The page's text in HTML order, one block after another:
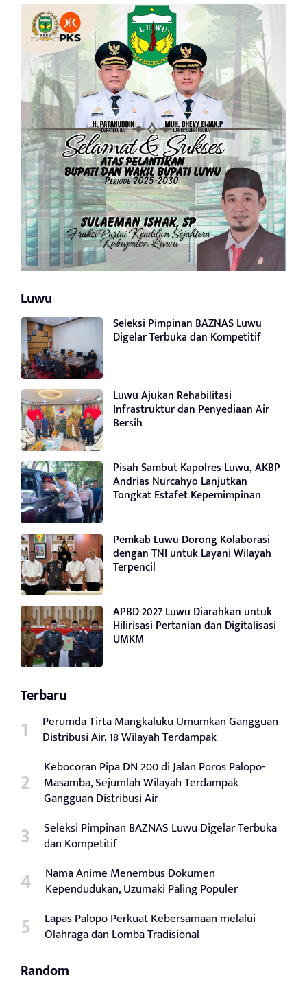
Luwu
Seleksi Pimpinan BAZNAS Luwu
Digelar Terbuka dan Kompetitif
Luwu Ajukan Rehabilitasi
Infrastruktur dan Penyediaan Air
Bersih
Pisah Sambut Kapolres Luwu, AKBP
Andrias Nurcahyo Lanjutkan
Tongkat Estafet Kepemimpinan
Pemkab Luwu Dorong Kolaborasi
dengan TNI untuk Layani Wilayah
Terpencil
APBD 2027 Luwu Diarahkan untuk
Hilirisasi Pertanian dan Digitalisasi
UMKM
Terbaru
Perumda Tirta Mangkaluku Umumkan Gangguan
Distribusi Air, 18 Wilayah Terdampak
Kebocoran Pipa DN 200 di Jalan Poros Palopo-
Masamba, Sejumlah Wilayah Terdampak
Gangguan Distribusi Air
Seleksi Pimpinan BAZNAS Luwu Digelar Terbuka
dan Kompetitif
Nama Anime Menembus Dokumen
Kependudukan, Uzumaki Paling Populer
Lapas Palopo Perkuat Kebersamaan melalui
Olahraga dan Lomba Tradisional
Random